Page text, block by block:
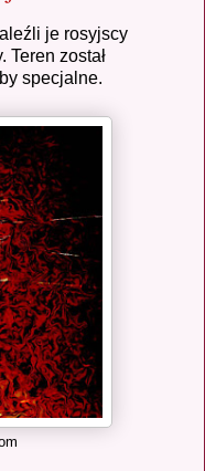
je rosyjscy
Teren został
specjalne.